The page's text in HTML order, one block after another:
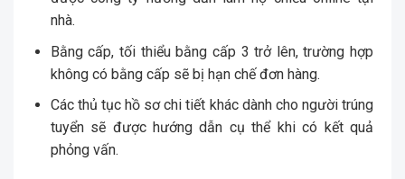
nhà.
Bằng cấp, tối thiểu bằng cấp 3 trở lên, trường hợp
không có bằng cấp sẽ bị hạn chế đơn hàng.
Các thủ tục hồ sơ chi tiết khác dành cho người trúng
tuyển sẽ được hướng dẫn cụ thể khi có kết quả
phỏng vấn.